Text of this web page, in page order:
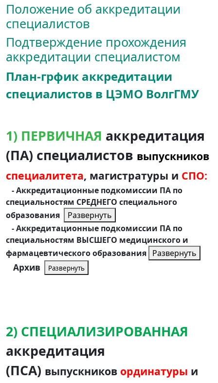
Положение об аккредитации
специалистов
Подтверждение прохождения
аккредитации специалистом
План-грфик аккредитации
специалистов в ЦЭМО ВолгГМУ
1) ПЕРВИЧНАЯ аккредитация
(ПА) специалистов выпускников
специалитета, магистратуры и СПО:
- Аккредитационные подкомиссии ПА по
специальностям СРЕДНЕГО специального
образования
Развернуть
- Аккредитационные подкомиссии ПА по
специальностям ВЫСШЕГО медицинского и
фармацевтического образования Развернуть
Архив Развернуть
2) СПЕЦИАЛИЗИРОВАННАЯ
аккредитация
(ПСА) выпускников ординатуры и